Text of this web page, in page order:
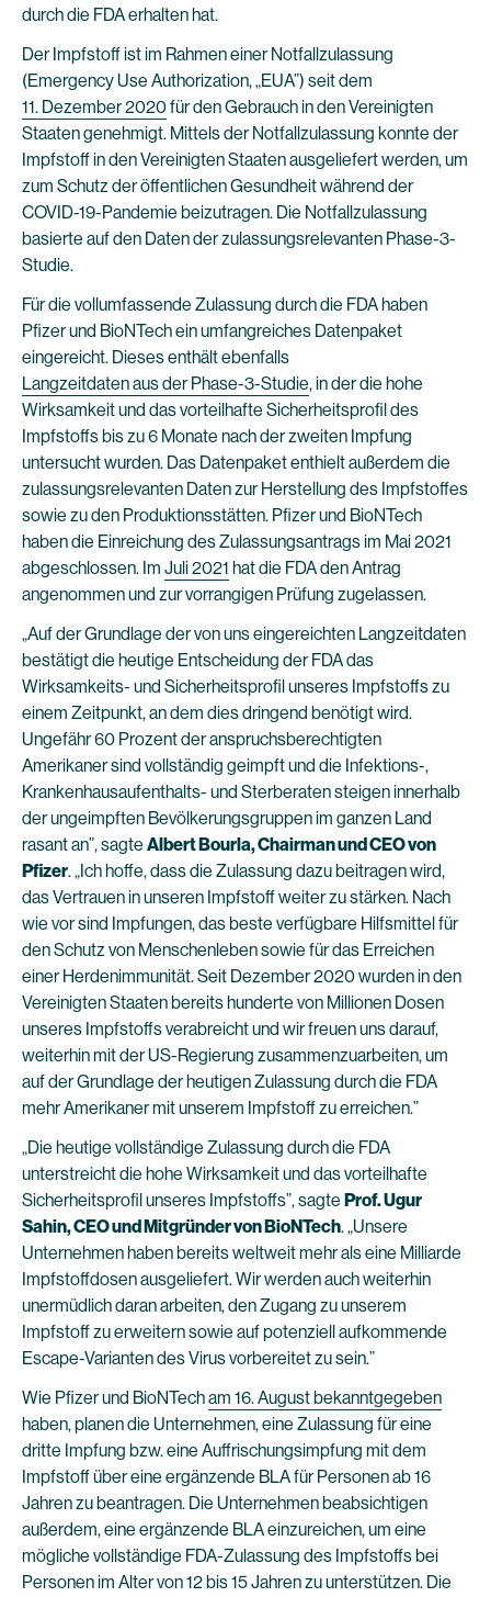
durch die FDA erhalten hat.
Der Impfstoff ist im Rahmen einer Notfallzulassung
(Emergency Use Authorization, „EUA”) seit dem
11. Dezember 2020für den Gebrauch in den Vereinigten
Staaten genehmigt. Mittels der Notfallzulassung konnte der
Impfstoff in den Vereinigten Staaten ausgeliefert werden, um
zum Schutz der öffentlichen Gesundheit während der
COVID-19-Pandemie beizutragen. Die Notfallzulassung
basierte auf den Daten der zulassungsrelevanten Phase-3-
Studie.
Für die vollumfassende Zulassung durch die FDA haben
Pfizer und BioNTech ein umfangreiches Datenpaket
eingereicht. Dieses enthält ebenfalls
Langzeitdaten aus der Phase-3-Studie, in der die hohe
Wirksamkeit und das vorteilhafte Sicherheitsprofil des
Impfstoffs bis zu 6 Monate nach der zweiten Impfung
untersucht wurden. Das Datenpaket enthielt außerdem die
zulassungsrelevanten Daten zur Herstellung des Impfstoffes
sowie zu den Produktionsstätten. Pfizer und BioNTech
haben die Einreichung des Zulassungsantrags im Mai 2021
abgeschlossen. Im Juli 2021 hat die FDA den Antrag
angenommen und zur vorrangigen Prüfung zugelassen.
„Auf der Grundlage der von uns eingereichten Langzeitdaten
bestätigt die heutige Entscheidung der FDA das
Wirksamkeits- und Sicherheitsprofil unseres Impfstoffs zu
einem Zeitpunkt, an dem dies dringend benötigt wird.
Ungefähr 60 Prozent der anspruchsberechtigten
Amerikaner sind vollständig geimpft und die Infektions-,
Krankenhausaufenthalts- und Sterberaten steigen innerhalb
der ungeimpften Bevölkerungsgruppen im ganzen Land
rasant an”, sagte Albert Bourla, Chairman und CEO von
Pfizer. „Ich hoffe, dass die Zulassung dazu beitragen wird,
das Vertrauen in unseren Impfstoff weiter zu stärken. Nach
wie vor sind Impfungen, das beste verfügbare Hilfsmittel für
den Schutz von Menschenleben sowie für das Erreichen
einer Herdenimmunität. Seit Dezember 2020 wurden in den
Vereinigten Staaten bereits hunderte von Millionen Dosen
unseres Impfstoffs verabreicht und wir freuen uns darauf,
weiterhin mit der US-Regierung zusammenzuarbeiten, um
auf der Grundlage der heutigen Zulassung durch die FDA
mehr Amerikaner mit unserem Impfstoff zu erreichen.”
„Die heutige vollständige Zulassung durch die FDA
unterstreicht die hohe Wirksamkeit und das vorteilhafte
Sicherheitsprofil unseres Impfstoffs”, sagte Prof. Ugur
Sahin, CEO und Mitgründer von BioNTech. „Unsere
Unternehmen haben bereits weltweit mehr als eine Milliarde
Impfstoffdosen ausgeliefert. Wir werden auch weiterhin
unermüdlich daran arbeiten, den Zugang zu unserem
Impfstoff zu erweitern sowie auf potenziell aufkommende
Escape-Varianten des Virus vorbereitet zu sein.”
Wie Pfizer und BioNTecham 16. August bekanntgegeben
haben, planen die Unternehmen, eine Zulassung für eine
dritte Impfung bzw. eine Auffrischungsimpfung mit dem
Impfstoff über eine ergänzende BLA für Personen ab 16
Jahren zu beantragen. Die Unternehmen beabsichtigen
außerdem, eine ergänzende BLA einzureichen, um eine
mögliche vollständige FDA-Zulassung des Impfstoffs bei
Personen im Alter von 12 bis 15 Jahren zu unterstützen. Die